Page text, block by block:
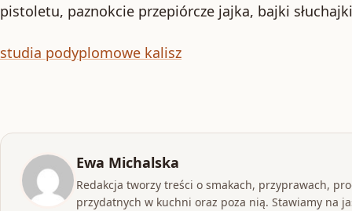
pistoletu, paznokcie przepiórcze jajka, bajki
studia podyplomowe kalisz
Ewa Michalska
Redakcja tworzy treści o smakach, przyprawach,
przydatnych w kuchni oraz poza nią. Stawiamy na